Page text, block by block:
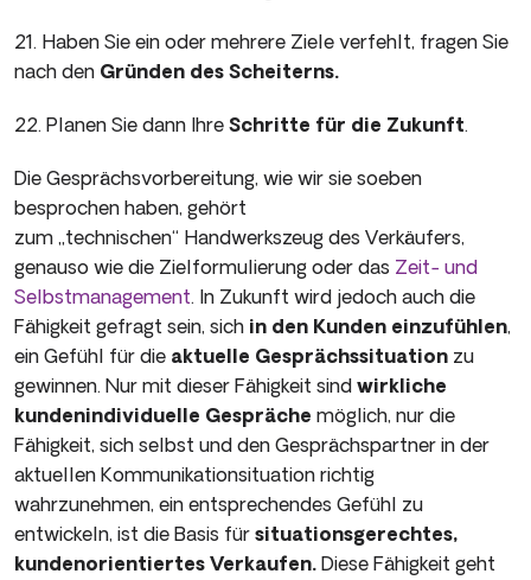
21. Haben Sie ein oder mehrere Ziele verfehlt, fragen Sie
nach den Gründen des Scheiterns.
22. Planen Sie dann Ihre Schritte für die Zukunft.
Die Gesprächsvorbereitung, wie wir sie soeben
besprochen haben, gehört
zum „technischen“ Handwerkszeug des Verkäufers,
genauso wie die Zielformulierung oder das Zeit- und
Selbstmanagement. In Zukunft wird jedoch auch die
Fähigkeit gefragt sein, sich in den Kunden einzufühlen,
ein Gefühl für die aktuelle Gesprächssituation zu
gewinnen. Nur mit dieser Fähigkeit sind wirkliche
kundenindivi­duelle Gespräche möglich, nur die
Fähigkeit, sich selbst und den Gesprächspartner in der
aktuellen Kommunikationsituation richtig
wahrzunehmen, ein entsprechendes Gefühl zu
entwickeln, ist die Ba­sis für situationsgerechtes,
kundenorientiertes Verkaufen. Diese Fä­higkeit geht